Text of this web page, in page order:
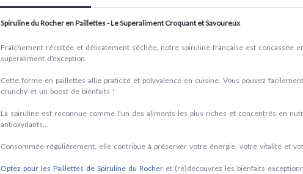
Spiruline du Rocher en Paillettes - Le Superaliment Croquant et Savoureux
Fraîchement récoltée et délicatement séchée, notre spiruline française est concassée
superaliment d'exception.
Cette forme en paillettes allie praticité et polyvalence en cuisine. Vous pouvez facilement
crunchy et un boost de bienfaits !
La spiruline est reconnue comme l'un des aliments les plus riches et concentrés en
antioxydants...
Consommée régulièrement, elle contribue à préserver votre énergie, votre vitalité et
Optez pour les Paillettes de Spiruline du Rocher et (re)découvrez les bienfaits